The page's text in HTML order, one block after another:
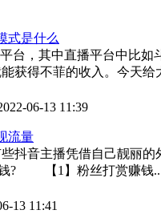
式是什么
台，其中直播平台中比
获得不菲的收入。今天给
06-13 11:39
流量
抖音主播凭借自己靓丽
? 【1】粉丝打赏赚钱
13 11:41